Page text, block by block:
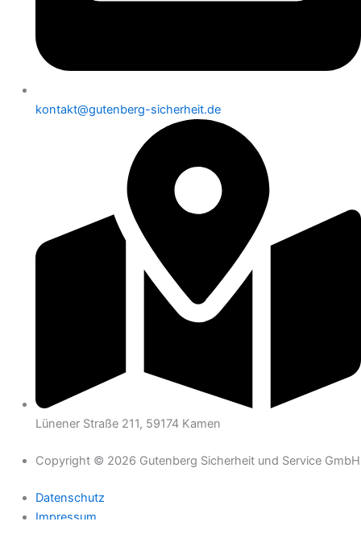
kontakt@gutenberg-sicherheit.de
Lünener Straße 211, 59174 Kamen
Copyright © 2026 Gutenberg Sicherheit und Service GmbH
Datenschutz
Impressum